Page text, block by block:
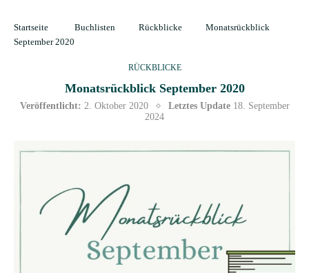
Startseite Buchlisten Rückblicke
Monatsrückblick
September 2020
RÜCKBLICKE
Monatsrückblick September 2020
Veröffentlicht: 2. Oktober 2020 Letztes Update 18. September
2024